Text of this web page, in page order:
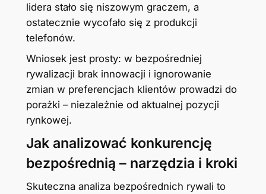
lidera stało się niszowym graczem, a
ostatecznie wycofało się z produkcji
telefonów.
Wniosek jest prosty: w bezpośredniej
rywalizacji brak innowacji i ignorowanie
zmian w preferencjach klientów prowadzi do
porażki – niezależnie od aktualnej pozycji
rynkowej.
Jak analizować konkurencję
bezpośrednią – narzędzia i kroki
Skuteczna analiza bezpośrednich rywali to